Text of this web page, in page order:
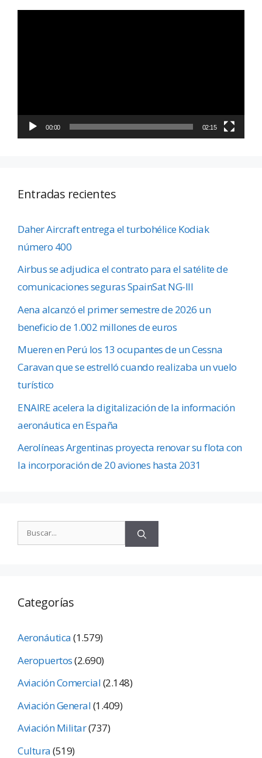
00:00 02:15
Entradas recientes
Daher Aircraft entrega el turbohélice Kodiak
número 400
Airbus se adjudica el contrato para el satélite de
comunicaciones seguras SpainSat NG-III
Aena alcanzó el primer semestre de 2026 un
beneficio de 1.002 millones de euros
Mueren en Perú los 13 ocupantes de un Cessna
Caravan que se estrelló cuando realizaba un vuelo
turístico
ENAIRE acelera la digitalización de la información
aeronáutica en España
Aerolíneas Argentinas proyecta renovar su flota con
la incorporación de 20 aviones hasta 2031
Categorías
Aeronáutica(1.579)
Aeropuertos(2.690)
Aviación Comercial(2.148)
Aviación General(1.409)
Aviación Militar(737)
Cultura(519)